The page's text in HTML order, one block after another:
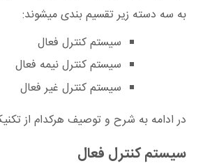
به سه دسته زیر تقسیم بندی میشوند:
سیستم کنترل فعال
سیستم کنترل نیمه فعال
سیستم کنترل غیر فعال
در ادامه به شرح و توصیف هرکدام از
سیستم کنترل فعال